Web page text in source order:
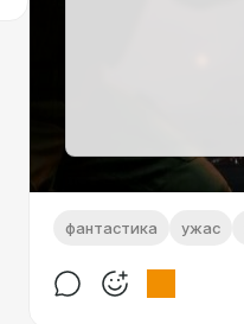
фантастика ужас